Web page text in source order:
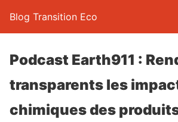
Blog Transition Eco
Podcast Earth911 :
transparents les
chimiques des